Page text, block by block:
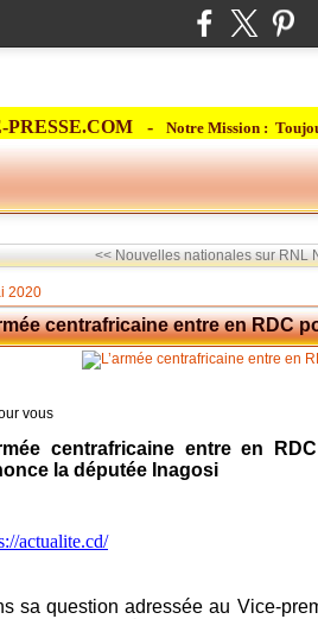
PRESSE.COM - Notre Mission :
<< Nouvelles nationales sur RNL
2020
centrafricaine entre en RDC
vous
centrafricaine entre en
la députée Inagosi
actualite.cd/
sa question adressée au Vice-